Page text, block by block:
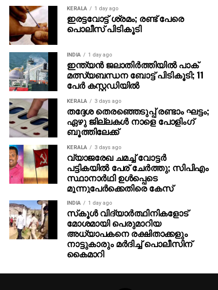
KERALA 1 day ago
ഇരട്ടവോട്ട് ശ്രമം; രണ്ട് പേരെ
പൊലീസ് പിടികൂടി
INDIA 1 day ago
ഇന്ത്യന്‍ ജലാതിര്‍ത്തിയില്‍ പാക്
മത്സ്യബന്ധന ബോട്ട് പിടികൂടി; 11
പേര്‍ കസ്റ്റഡിയില്‍
KERALA 3 days ago
തദ്ദേശ തെരഞ്ഞെടുപ്പ് രണ്ടാം ഘട്ടം;
ഏഴു ജില്ലകള്‍ നാളെ പോളിംഗ്
ബൂത്തിലേക്ക്
KERALA 3 days ago
വ്യാജരേഖ ചമച്ച് വോട്ടര്‍
പട്ടികയില്‍ പേര് ചേര്‍ത്തു; സിപിഎം
സ്ഥാനാര്‍ഥി ഉള്‍പ്പെടെ
മൂന്നുപേര്‍ക്കെതിരെ കേസ്
INDIA 1 day ago
സ്‌കൂള്‍ വിദ്യാര്‍ത്ഥിനികളോട്
മോശമായി പെരുമാറിയ
അധ്യാപകനെ രക്ഷിതാക്കളും
നാട്ടുകാരും മര്‍ദിച്ച് പൊലീസിന്
കൈമാറി